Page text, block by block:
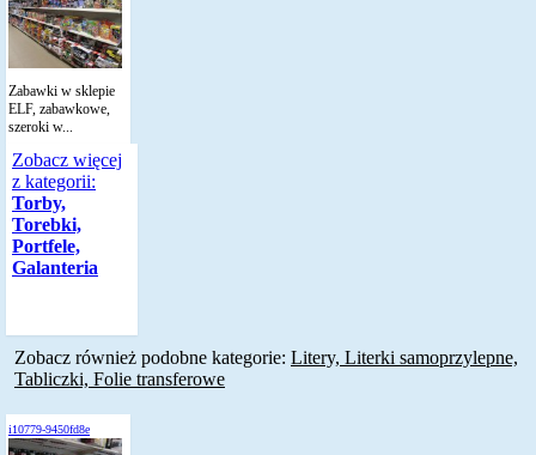
Zabawki w sklepie
ELF, zabawkowe,
szeroki w...
Zobacz więcej
z kategorii:
Torby,
Torebki,
Portfele,
Galanteria
Zobacz również podobne kategorie: Litery, Literki samoprzylepne,
Tabliczki, Folie transferowe
i10779-9450fd8e